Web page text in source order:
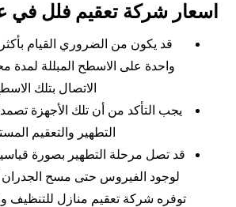
اسعار شركة تعقيم فلل في
قد يكون من الضروري القيام
واحدة على الاسطح المبللة لمدة
الاتصال بتلك
يجب التأكد من أن تلك الأجهزة
التطهير والتعقيم
قد تصل مرحلة التطهير بصورة قياسية
لوجود الفيروس حتى مسح الجدران
توفره شركة تعقيم منازل للتنظيف